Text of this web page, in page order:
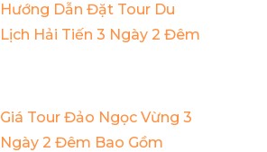
Hướng Dẫn Đặt Tour Du
Lịch Hải Tiến 3 Ngày 2 Đêm
Giá Tour Đảo Ngọc Vừng 3
Ngày 2 Đêm Bao Gồm